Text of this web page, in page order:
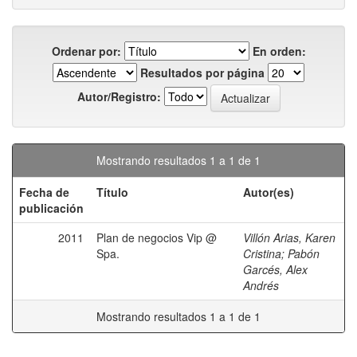
Ordenar por:
En orden:
Resultados por página
Autor/Registro:
Mostrando resultados 1 a 1 de 1
Fecha de
publicación
Título Autor(es)
2011
Plan de negocios Vip @
Spa.
Villón Arias, Karen
Cristina; Pabón
Garcés, Alex
Andrés
Mostrando resultados 1 a 1 de 1